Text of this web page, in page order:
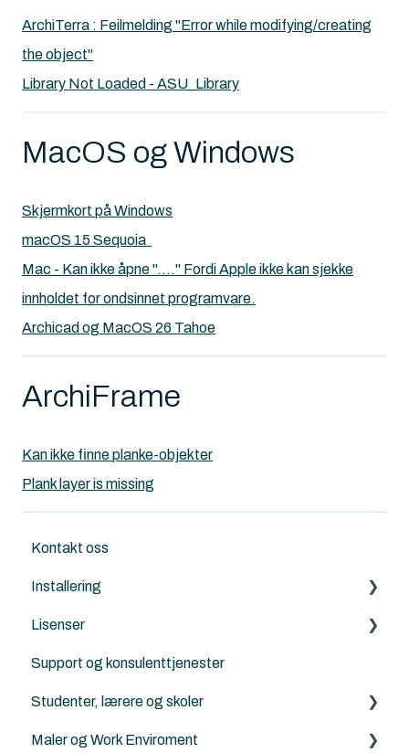
ArchiTerra : Feilmelding "Error while modifying/creating
the object"
Library Not Loaded - ASU_Library
MacOS og Windows
Skjermkort på Windows
macOS 15 Sequoia
Mac - Kan ikke åpne "...." Fordi Apple ikke kan sjekke
innholdet for ondsinnet programvare.
Archicad og MacOS 26 Tahoe
ArchiFrame
Kan ikke finne planke-objekter
Plank layer is missing
Kontakt oss
Installering
Archicad
Nordic Tools
ArchiFrame
Solibri
Lisenser
Archicad
Archicad Cloud licenser
ArchiFrame
Support og konsulenttjenester
Studenter, lærere og skoler
Archicad BIM norsktilpasset for studenter, lærere
Maler og Work Enviroment